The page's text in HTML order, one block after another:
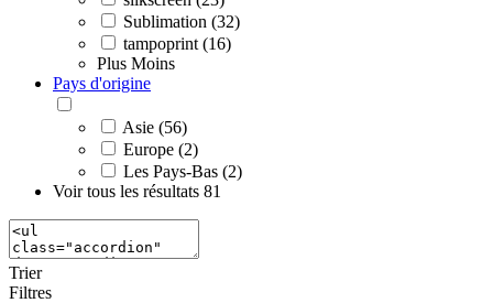
Sublimation (32)
tampoprint (16)
Plus Moins
Pays d'origine
Asie (56)
Europe (2)
Les Pays-Bas (2)
Voir tous les résultats 81
Trier
Filtres